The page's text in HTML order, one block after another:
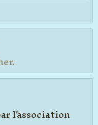
l'association